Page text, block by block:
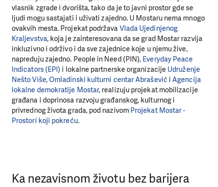
vlasnik zgrade i dvorišta, tako da je to javni prostor gde se
ljudi mogu sastajati i uživati zajedno. U Mostaru nema mnogo
ovakvih mesta. Projekat podržava Vlada Ujedinjenog
Kraljevstva, koja je zainteresovana da se grad Mostar razvija
inkluzivno i održivo i da sve zajednice koje u njemu žive,
napreduju zajedno. People in Need (PIN), Everyday Peace
Indicators (EPI) i lokalne partnerske organizacije Udruženje
Nešto Više,Omladinski kulturni centar Abrašević iAgencija
lokalne demokratije Mostar, realizuju projekat mobilizacije
građana i doprinosa razvoju građanskog, kulturnog i
privrednog života grada, pod nazivom Projekat Mostar -
Prostori koji pokreću.
Ka nezavisnom životu bez barijera